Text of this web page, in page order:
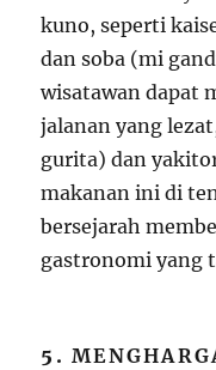
kuno, seperti
dan soba (mi
wisatawan dapat
jalanan yang
gurita) dan
makanan ini di
bersejarah
gastronomi yang
5.